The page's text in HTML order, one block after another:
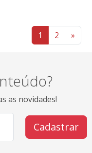
1 2 »
as novidades!
Cadastrar